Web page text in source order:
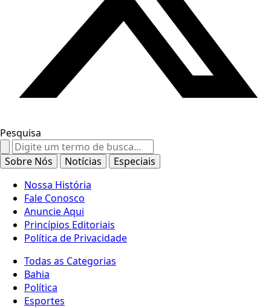
Pesquisa
Search
for:
Sobre Nós Notícias
Especiais
Nossa História
Fale Conosco
Anuncie Aqui
Princípios Editoriais
Política de Privacidade
Todas as Categorias
Bahia
Política
Esportes